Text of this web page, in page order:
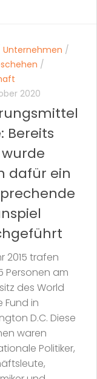
Unternehmen /
/
2020
Bereits
wurde
dafür ein
2015 trafen
Personen am
des World
Fund in
D.C. Diese
waren
Politiker,